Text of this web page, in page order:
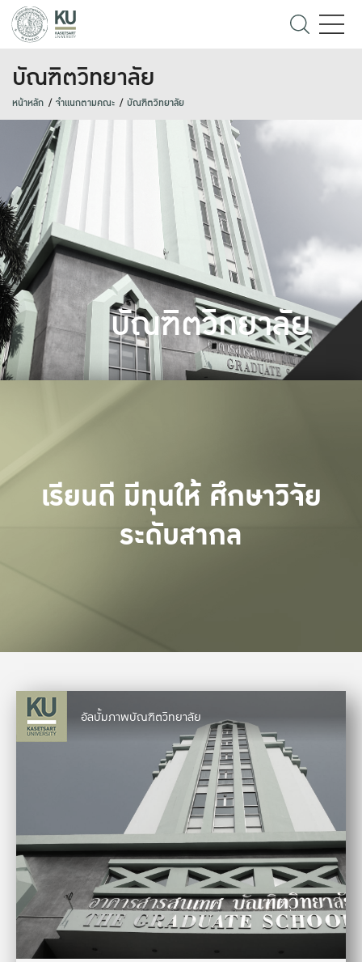
บัณฑิตวิทยาลัย
หน้าหลัก จำแนกตามคณะ บัณฑิตวิทยาลัย
บัณฑิตวิทยาลัย
เรียนดี มีทุนให้ ศึกษาวิจัย
ระดับสากล
อัลบั้มภาพบัณฑิตวิทยาลัย